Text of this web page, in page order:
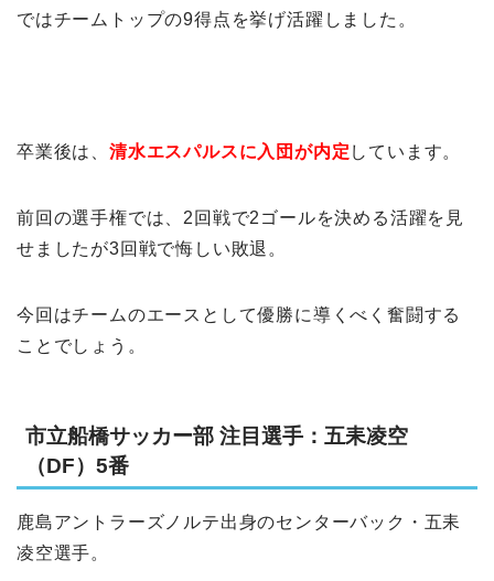
ではチームトップの9得点を挙げ活躍しました。
卒業後は、 清水エスパルスに入団が内定 しています。
前回の選手権では、2回戦で2ゴールを決める活躍を見
せましたが3回戦で悔しい敗退。
今回はチームのエースとして優勝に導くべく奮闘する
ことでしょう。
市立船橋サッカー部 注目選手：五耒凌空
（DF）5番
鹿島アントラーズノルテ出身のセンターバック・五耒
凌空選手。